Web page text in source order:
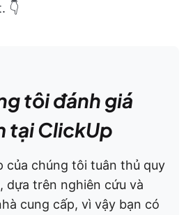
👇
tôi đánh giá
tại ClickUp
của chúng tôi tuân thủ quy
dựa trên nghiên cứu và
cung cấp, vì vậy bạn có